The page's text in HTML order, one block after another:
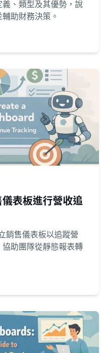
、類型及其優勢，說
助財務決策。
表板進行營收追
銷售儀表板以追蹤營
助團隊從靜態報表轉